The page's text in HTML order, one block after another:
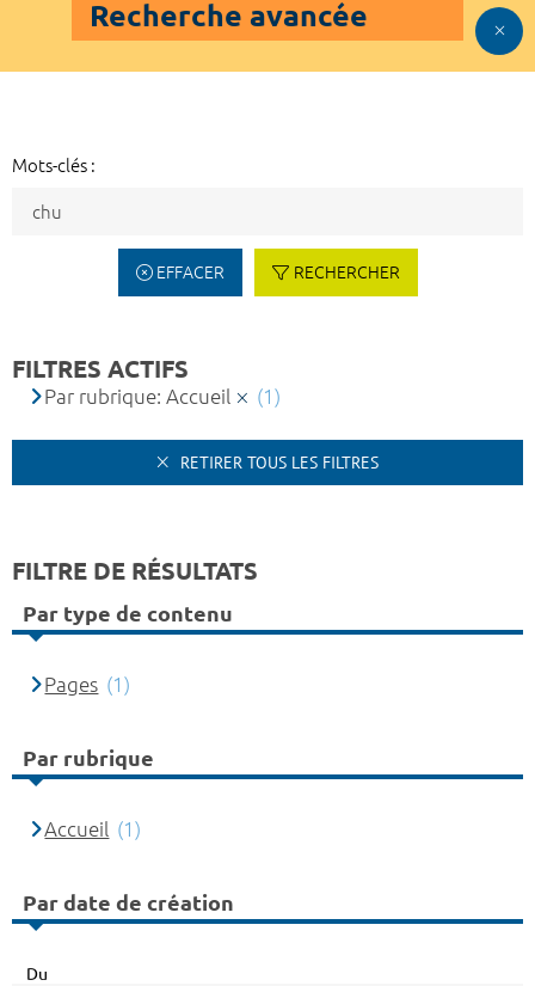
Recherche avancée
Mots-clés :
EFFACER RECHERCHER
FILTRES ACTIFS
Par rubrique: Accueil (1)
RETIRER TOUS LES FILTRES
FILTRE DE RÉSULTATS
Par type de contenu
Pages (1)
Par rubrique
Accueil (1)
Par date de création
Du